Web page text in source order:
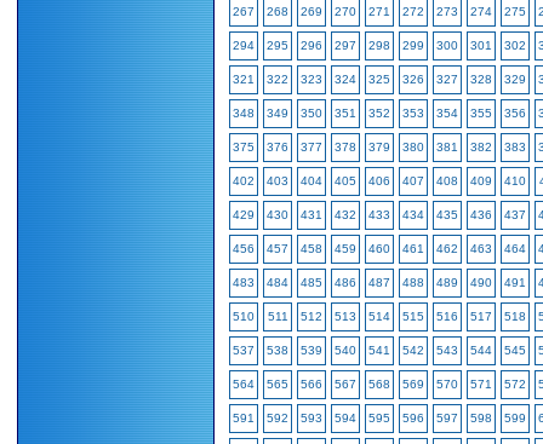
267 268 269 270 271 272 273 274 275
294 295 296 297 298 299 300 301 302
321 322 323 324 325 326 327 328 329
348 349 350 351 352 353 354 355 356
375 376 377 378 379 380 381 382 383
402 403 404 405 406 407 408 409 410
429 430 431 432 433 434 435 436 437
456 457 458 459 460 461 462 463 464
483 484 485 486 487 488 489 490 491
510 511 512 513 514 515 516 517 518
537 538 539 540 541 542 543 544 545
564 565 566 567 568 569 570 571 572
591 592 593 594 595 596 597 598 599